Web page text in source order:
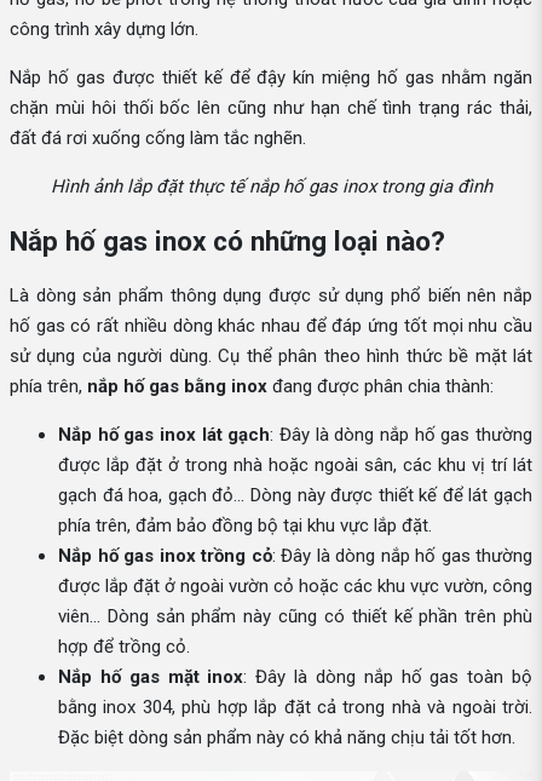
công trình xây dựng lớn.
Nắp hố gas được thiết kế để đậy kín miệng hố gas nhằm ngăn
chặn mùi hôi thối bốc lên cũng như hạn chế tình trạng rác thải,
đất đá rơi xuống cống làm tắc nghẽn.
Hình ảnh lắp đặt thực tế nắp hố gas inox trong gia đình
Nắp hố gas inox có những loại nào?
Là dòng sản phẩm thông dụng được sử dụng phổ biến nên nắp
hố gas có rất nhiều dòng khác nhau để đáp ứng tốt mọi nhu cầu
sử dụng của người dùng. Cụ thể phân theo hình thức bề mặt lát
phía trên, nắp hố gas bằng inox đang được phân chia thành:
Nắp hố gas inox lát gạch: Đây là dòng nắp hố gas thường
được lắp đặt ở trong nhà hoặc ngoài sân, các khu vị trí lát
gạch đá hoa, gạch đỏ… Dòng này được thiết kế để lát gạch
phía trên, đảm bảo đồng bộ tại khu vực lắp đặt.
Nắp hố gas inox trồng cỏ: Đây là dòng nắp hố gas thường
được lắp đặt ở ngoài vườn cỏ hoặc các khu vực vườn, công
viên… Dòng sản phẩm này cũng có thiết kế phần trên phù
hợp để trồng cỏ.
Nắp hố gas mặt inox: Đây là dòng nắp hố gas toàn bộ
bằng inox 304, phù hợp lắp đặt cả trong nhà và ngoài trời.
Đặc biệt dòng sản phẩm này có khả năng chịu tải tốt hơn.